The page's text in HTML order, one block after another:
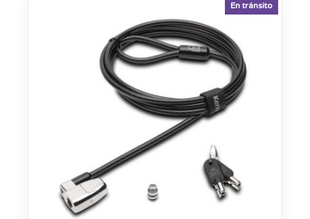
En tránsito